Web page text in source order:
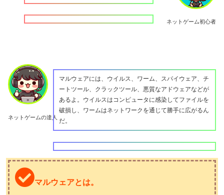
ネットゲーム初心者
ネットゲームの達人
マルウェアには、ウイルス、ワーム、スパイウェア、チ
ートツール、クラックツール、悪質なアドウェアなどが
あるよ。ウイルスはコンピュータに感染してファイルを
破損し、ワームはネットワークを通じて勝手に広がるん
だ。
マルウェアとは。